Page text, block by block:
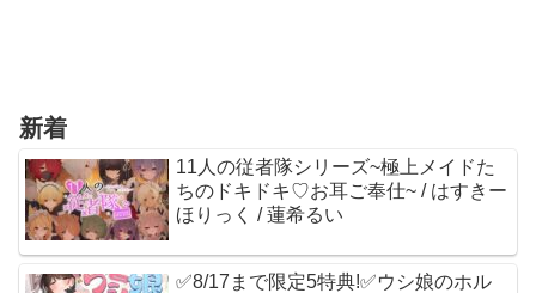
新着
11人の従者隊シリーズ~極上メイドた
ちのドキドキ♡お耳ご奉仕~ / はすきー
ほりっく / 蓮希るい
✅8/17まで限定5特典!✅ウシ娘のホル